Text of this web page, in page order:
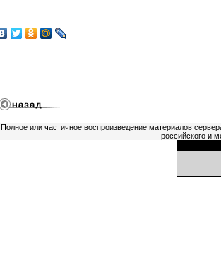
Полное или частичное воспроизведение материалов
российского и